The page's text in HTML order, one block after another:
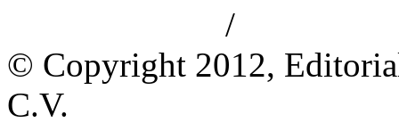
/
© Copyright 2012,
C.V.